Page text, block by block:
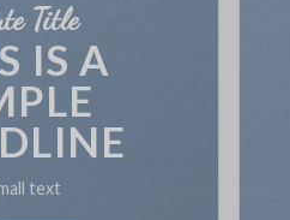
Title
IS A
text